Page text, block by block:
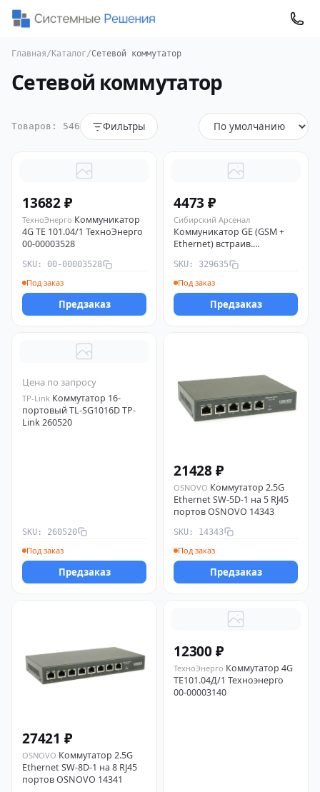
Главная/ Каталог/Сетевой коммутатор
Сетевой коммутатор
Товаров: 546 Фильтры
13682 ₽
ТехноЭнерго Коммуникатор
4G ТЕ 101.04/1 ТехноЭнерго
00-00003528
SKU: 00-00003528
Под заказ
Предзаказ
4473 ₽
Сибирский Арсенал
Коммуникатор GE (GSM +
Ethernet) встраив.
SKU: 329635
Под заказ
Предзаказ
Цена по запросу
TP-Link Коммутатор 16-
портовый TL-SG1016D TP-
Link 260520
SKU: 260520
Под заказ
Предзаказ
21428 ₽
OSNOVO Коммутатор 2.5G
Ethernet SW-5D-1 на 5 RJ45
портов OSNOVO 14343
SKU: 14343
Под заказ
Предзаказ
27421 ₽
OSNOVO Коммутатор 2.5G
Ethernet SW-8D-1 на 8 RJ45
портов OSNOVO 14341
12300 ₽
ТехноЭнерго Коммутатор 4G
ТЕ101.04Д/1 Техноэнерго
00-00003140